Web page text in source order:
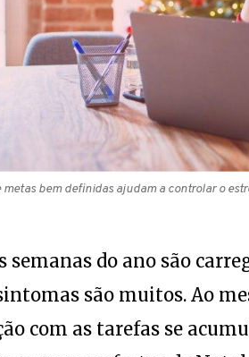
metas bem definidas ajudam a controlar o
são muitos. Ao
com as tarefas se
para as festas de Natal